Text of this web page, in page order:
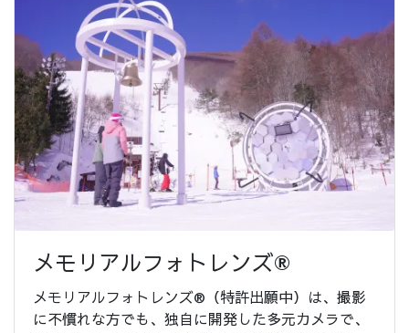
メモリアルフォトレンズ®
メモリアルフォトレンズ®（特許出願中）は、撮影
に不慣れな方でも、独自に開発した多元カメラで、